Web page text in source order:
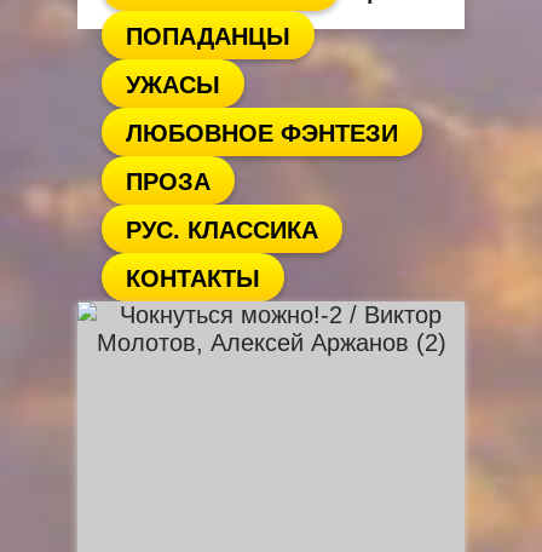
ПОПАДАНЦЫ
УЖАСЫ
ЛЮБОВНОЕ ФЭНТЕЗИ
ПРОЗА
РУС. КЛАССИКА
КОНТАКТЫ